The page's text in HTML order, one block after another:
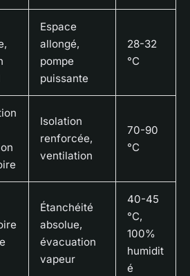
Espace
allongé,
pompe
puissante
28-32
°C
Isolation
renforcée,
ventilation
70-90
°C
Étanchéité
absolue,
évacuation
vapeur
40-45
°C,
100%
humidit
é